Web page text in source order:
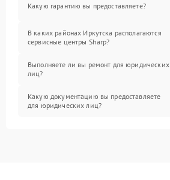
Какую гарантию вы предоставляете?
В каких районах Иркутска располагаются
сервисные центры Sharp?
Выполняете ли вы ремонт для юридических
лиц?
Какую документацию вы предоставляете
для юридических лиц?